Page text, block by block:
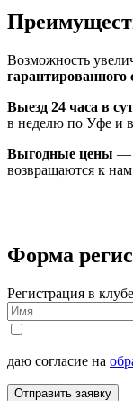
Возможность
гарантированного
Выезд 24 часа в
в неделю по Уфе и
Выгодные цены —
возвращаются к
Форма
Регистрация в
даю согласие на
Отправить заявку